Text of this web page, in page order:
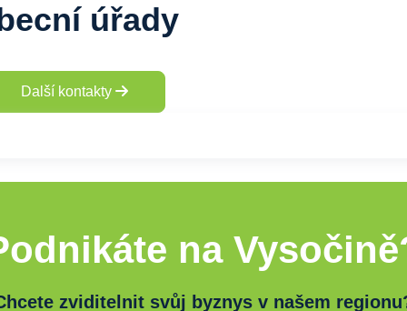
úřady
Další kontakty
na
zviditelnit svůj byznys v našem